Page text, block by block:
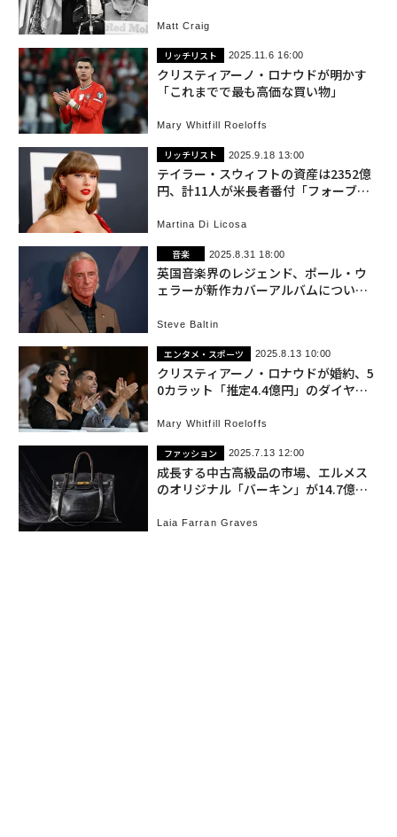
Matt Craig
リッチリスト 2025.11.6 16:00
クリスティアーノ・ロナウドが明かす
「これまでで最も高価な買い物」
Mary Whitfill Roeloffs
リッチリスト 2025.9.18 13:00
テイラー・スウィフトの資産は2352億
円、計11人が米長者番付「フォーブス4
Martina Di Licosa
音楽 2025.8.31 18:00
英国音楽界のレジェンド、ポール・ウ
ェラーが新作カバーアルバムについて
Steve Baltin
エンタメ・スポーツ 2025.8.13 10:00
クリスティアーノ・ロナウドが婚約、5
0カラット「推定4.4億円」のダイヤの
Mary Whitfill Roeloffs
ファッション 2025.7.13 12:00
成長する中古高級品の市場、エルメス
のオリジナル「バーキン」が14.7億円
Laia Farran Graves